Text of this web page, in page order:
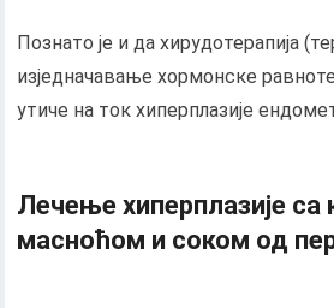
Познато је и да хирудотерапија
изједначавање хормонске
утиче на ток хиперплазије
Лечење хиперплазије са
масноћом и соком од